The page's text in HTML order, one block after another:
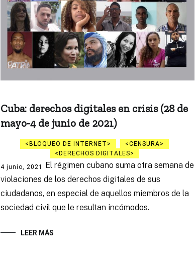
Cuba: derechos digitales en crisis (28 de
mayo-4 de junio de 2021)
BLOQUEO DE INTERNET
CENSURA
DERECHOS DIGITALES
4 junio, 2021
El régimen cubano suma otra semana de
violaciones de los derechos digitales de sus
ciudadanos, en especial de aquellos miembros de la
sociedad civil que le resultan incómodos.
LEER MÁS